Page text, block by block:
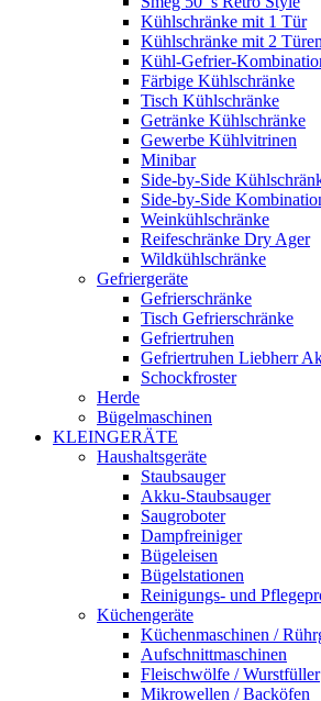
Kühlschränke mit 1 Tür
Kühlschränke mit 2 Türen
Kühl-Gefrier-
Färbige Kühlschränke
Tisch Kühlschränke
Getränke Kühlschränke
Gewerbe Kühlvitrinen
Minibar
Side-by-Side
Side-by-Side
Weinkühlschränke
Reifeschränke Dry Ager
Wildkühlschränke
Gefriergeräte
Gefrierschränke
Tisch Gefrierschränke
Gefriertruhen
Gefriertruhen Liebherr
Schockfroster
Herde
Bügelmaschinen
KLEINGERÄTE
Haushaltsgeräte
Staubsauger
Akku-Staubsauger
Saugroboter
Dampfreiniger
Bügeleisen
Bügelstationen
Reinigungs- und
Küchengeräte
Küchenmaschinen /
Aufschnittmaschinen
Fleischwölfe / Wurstfüller
Mikrowellen / Backöfen